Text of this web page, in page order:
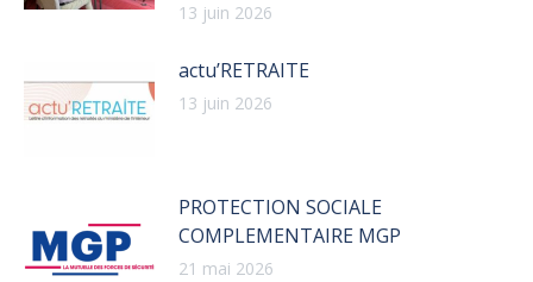
13 juin 2026
actu’RETRAITE
13 juin 2026
PROTECTION SOCIALE
COMPLEMENTAIRE MGP
21 mai 2026